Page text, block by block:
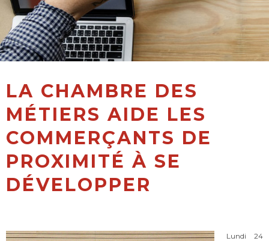
LA CHAMBRE DES
MÉTIERS AIDE LES
COMMERÇANTS DE
PROXIMITÉ À SE
DÉVELOPPER
Lundi 24